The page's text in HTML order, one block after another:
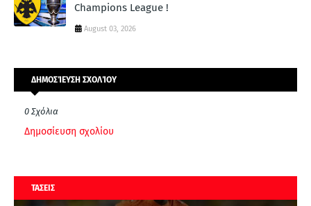
Champions League !
August 03, 2026
ΔΗΜΟΣΊΕΥΣΗ ΣΧΟΛΊΟΥ
0 Σχόλια
Δημοσίευση σχολίου
ΤΑΣΕΙΣ